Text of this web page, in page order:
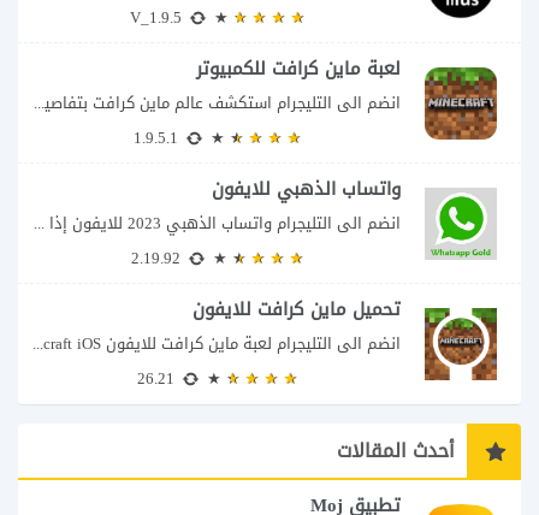
لعبة ماين كرافت للكمبيوتر
انضم الى التليجرام استكشف عالم ماين كرافت بتفاصيل مذهلة 🌟 هل أنت مستعد لمغامرة...
واتساب الذهبي للايفون
انضم الى التليجرام واتساب الذهبي 2023 للايفون إذا كنت تبحث عن واتساب الذهبي للايفون...
تحميل ماين كرافت للايفون
انضم الى التليجرام لعبة ماين كرافت للايفون Minecraft iOS تُعد لعبة Minecraft واحدة من...
أحدث المقالات
تطبيق Moj